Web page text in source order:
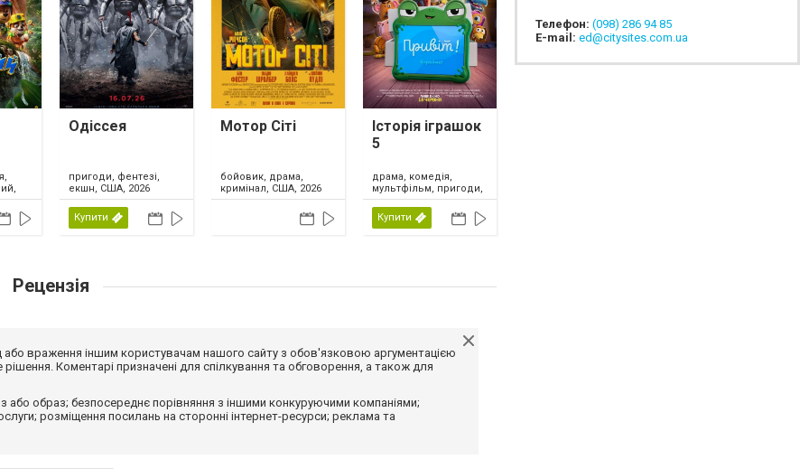
Одіссея
пригоди, фентезі,
екшн, США, 2026
Купити
Мотор Сіті
бойовик, драма,
кримінал, США, 2026
Історія іграшок
5
драма, комедія,
мультфільм, пригоди,
сімейний, фентезі,
США, 2026
Купити
Рецензія
або враження іншим користувачам нашого сайту з обов'язковою аргументацією
Коментарі призначені для спілкування та обговорення, а також для
або образ; безпосереднє порівняння з іншими конкуруючими компаніями;
розміщення посилань на сторонні інтернет-ресурси; реклама та
Телефон: (098) 286 94 85
E-mail: ed@citysites.com.ua